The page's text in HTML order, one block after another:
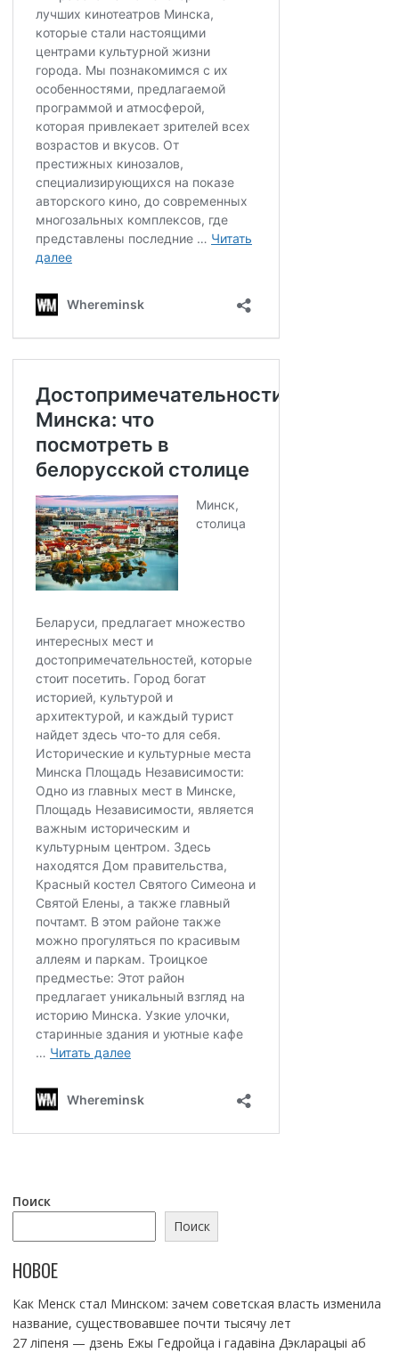
Поиск
Поиск
НОВОЕ
Как Менск стал Минском: зачем советская власть изменила
название, существовавшее почти тысячу лет
27 ліпеня — дзень Ежы Гедройца і гадавіна Дэкларацыі аб